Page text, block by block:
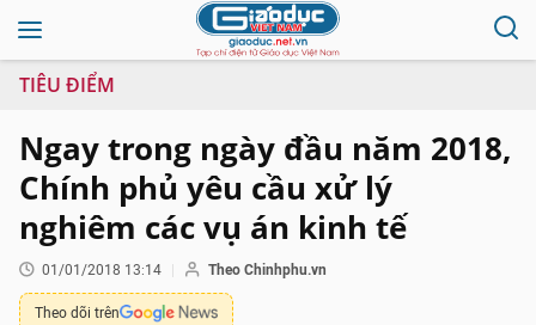
TIÊU ĐIỂM
Ngay trong ngày đầu năm 2018,
Chính phủ yêu cầu xử lý
nghiêm các vụ án kinh tế
01/01/2018 13:14 Theo Chinhphu.vn
Theo dõi trên